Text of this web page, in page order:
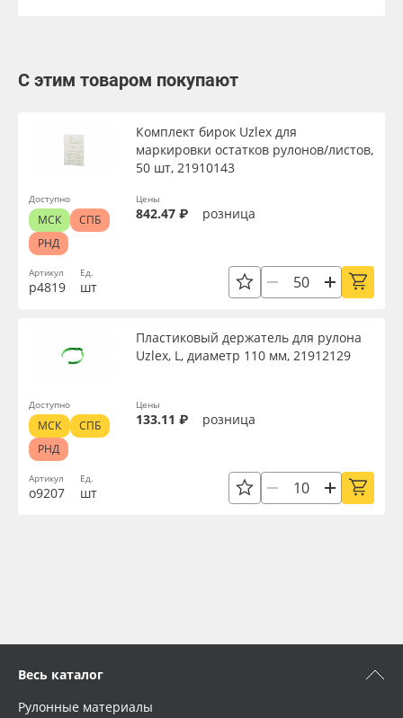
С этим товаром покупают
Артикул
р4819
Комплект бирок Uzlex для
маркировки остатков рулонов/листов,
50 шт, 21910143
Ед.
шт
Цены
842.47 ₽ розница
Доступно
МСК
СПБ
РНД
Артикул
о9207
Пластиковый держатель для рулона
Uzlex, L, диаметр 110 мм, 21912129
Ед.
шт
Цены
133.11 ₽ розница
Доступно
МСК
СПБ
РНД
Весь каталог
Рулонные материалы